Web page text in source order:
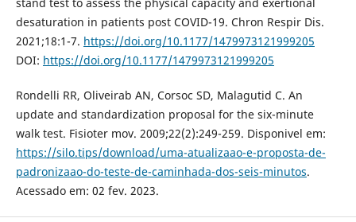
desaturation in patients post COVID-19. Chron Respir Dis.
2021;18:1-7. https://doi.org/10.1177/1479973121999205
DOI: https://doi.org/10.1177/1479973121999205
Rondelli RR, Oliveirab AN, Corsoc SD, Malagutid C. An
update and standardization proposal for the six-minute
walk test. Fisioter mov. 2009;22(2):249-259. Disponivel em:
https://silo.tips/download/uma-atualizaao-e-proposta-de-
padronizaao-do-teste-de-caminhada-dos-seis-minutos.
Acessado em: 02 fev. 2023.